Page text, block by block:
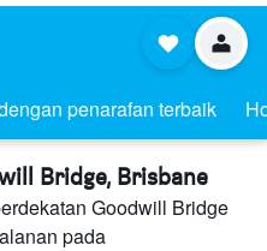
penarafan terbaik
Bridge, Brisbane
Goodwill Bridge
pada